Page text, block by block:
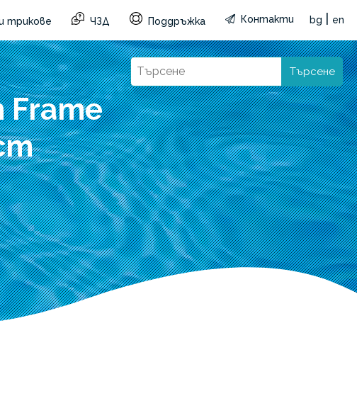
трикове ЧЗД Поддръжка Контакти bg en
Търсене
Frame